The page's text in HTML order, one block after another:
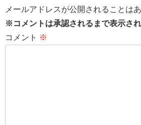
メールアドレスが公開されることはあ
※コメントは承認されるまで表示され
コメント ※